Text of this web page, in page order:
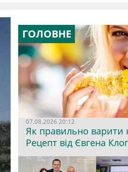
ГОЛОВНЕ
07.08.2026 20:12
Як правильно варити
Рецепт від Євгена